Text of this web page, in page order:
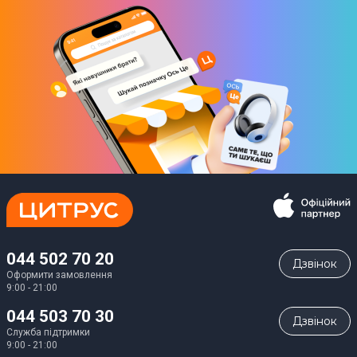
044 502 70 20
Оформити замовлення
9:00 - 21:00
Дзвiнок
044 503 70 30
Служба підтримки
9:00 - 21:00
Дзвiнок